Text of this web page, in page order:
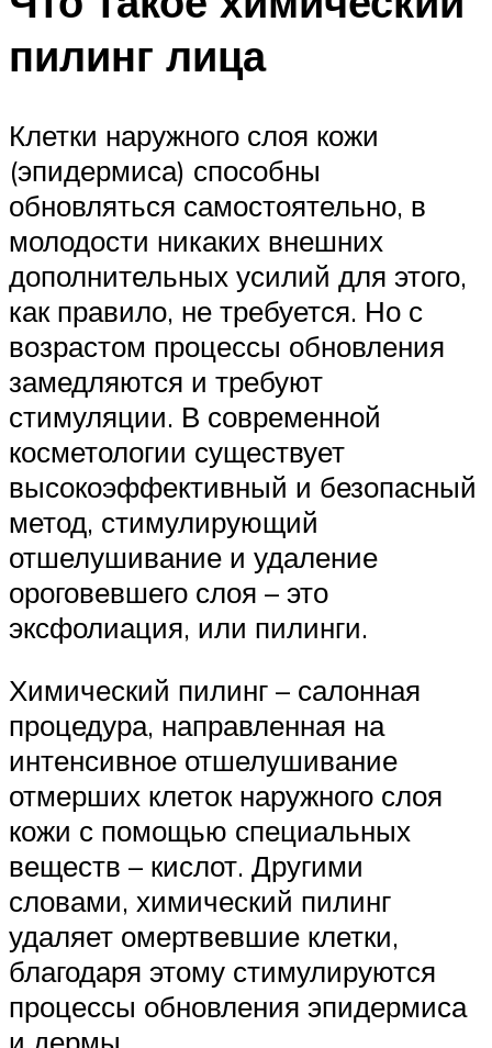
пилинг лица
Клетки наружного слоя кожи
(эпидермиса) способны
обновляться самостоятельно, в
молодости никаких внешних
дополнительных усилий для этого,
как правило, не требуется. Но с
возрастом процессы обновления
замедляются и требуют
стимуляции. В современной
косметологии существует
высокоэффективный и безопасный
метод, стимулирующий
отшелушивание и удаление
ороговевшего слоя – это
эксфолиация, или пилинги.
Химический пилинг – салонная
процедура, направленная на
интенсивное отшелушивание
отмерших клеток наружного слоя
кожи с помощью специальных
веществ – кислот. Другими
словами, химический пилинг
удаляет омертвевшие клетки,
благодаря этому стимулируются
процессы обновления эпидермиса